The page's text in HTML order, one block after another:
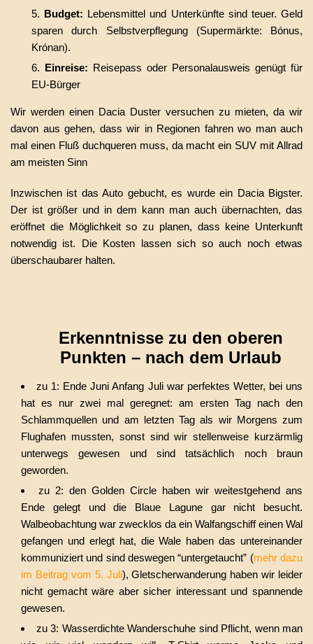
Budget: Lebensmittel und Unterkünfte sind teuer. Geld
sparen durch Selbstverpflegung (Supermärkte: Bónus,
Krónan).
Einreise: Reisepass oder Personalausweis genügt für
EU-Bürger
Wir werden einen Dacia Duster versuchen zu mieten, da wir
davon aus gehen, dass wir in Regionen fahren wo man auch
mal einen Fluß duchqueren muss, da macht ein SUV mit Allrad
am meisten Sinn
Inzwischen ist das Auto gebucht, es wurde ein Dacia Bigster.
Der ist größer und in dem kann man auch übernachten, das
eröffnet die Möglichkeit so zu planen, dass keine Unterkunft
notwendig ist. Die Kosten lassen sich so auch noch etwas
überschaubarer halten.
Erkenntnisse zu den oberen
Punkten – nach dem Urlaub
zu 1: Ende Juni Anfang Juli war perfektes Wetter, bei uns
hat es nur zwei mal geregnet: am ersten Tag nach den
Schlammquellen und am letzten Tag als wir Morgens zum
Flughafen mussten, sonst sind wir stellenweise kurzärmlig
unterwegs gewesen und sind tatsächlich noch braun
geworden.
zu 2: den Golden Circle haben wir weitestgehend ans
Ende gelegt und die Blaue Lagune gar nicht besucht.
Walbeobachtung war zwecklos da ein Walfangschiff einen Wal
gefangen und erlegt hat, die Wale haben das untereinander
kommuniziert und sind deswegen “untergetaucht” (mehr dazu
im Beitrag vom 5. Juli), Gletscherwanderung haben wir leider
nicht gemacht wäre aber sicher interessant und spannende
gewesen.
zu 3: Wasserdichte Wanderschuhe sind Pflicht, wenn man